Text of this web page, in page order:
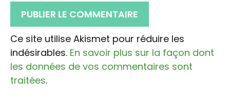
Ce site utilise Akismet pour réduire les
indésirables. En savoir plus sur la façon dont
les données de vos commentaires sont
traitées.